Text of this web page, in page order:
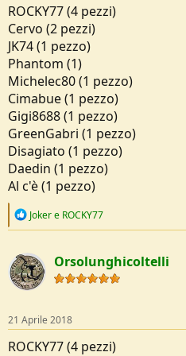
ROCKY77 (4 pezzi)
Cervo (2 pezzi)
JK74 (1 pezzo)
Phantom (1)
Michelec80 (1 pezzo)
Cimabue (1 pezzo)
Gigi8688 (1 pezzo)
GreenGabri (1 pezzo)
Disagiato (1 pezzo)
Daedin (1 pezzo)
Al c'è (1 pezzo)
R
c
t
i
o
s
:
Jokere ROCKY77
Orsolunghicoltelli
21 Aprile 2018
ROCKY77 (4 pezzi)